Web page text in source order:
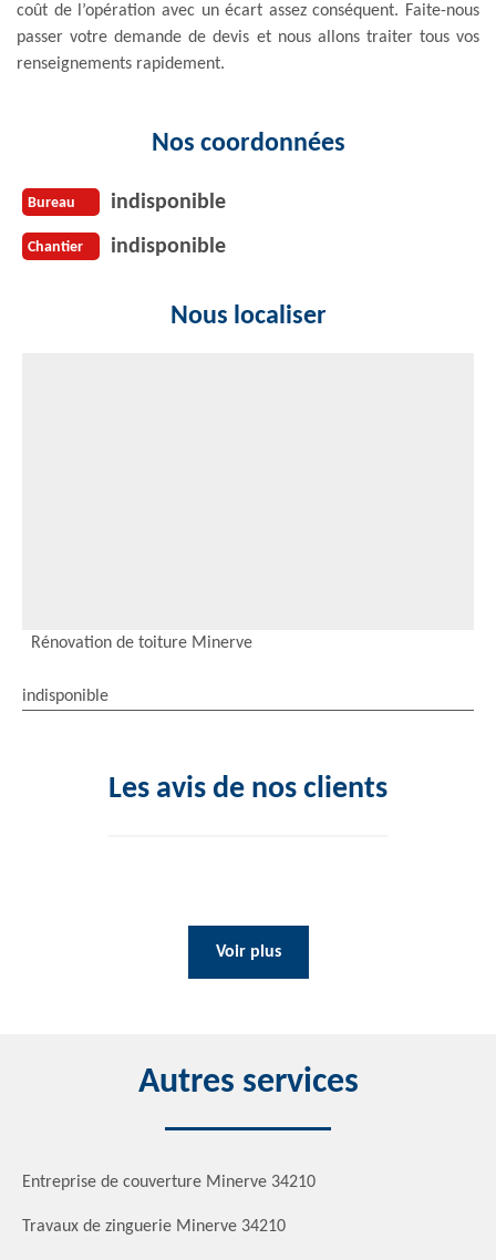
coût de l’opération avec un écart assez conséquent. Faite-nous
passer votre demande de devis et nous allons traiter tous vos
renseignements rapidement.
Nos coordonnées
Bureau indisponible
Chantier indisponible
Nous localiser
Rénovation de toiture Minerve
indisponible
Les avis de nos clients
Voir plus
Autres services
Entreprise de couverture Minerve 34210
Travaux de zinguerie Minerve 34210